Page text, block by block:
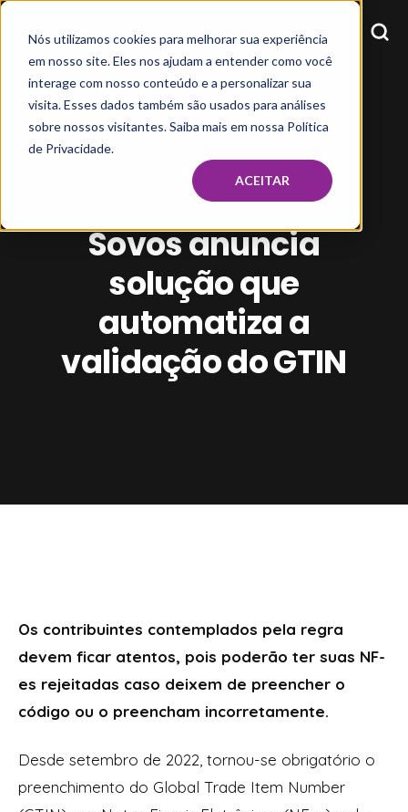
Nós utilizamos cookies para melhorar sua experiência
em nosso site. Eles nos ajudam a entender como você
interage com nosso conteúdo e a personalizar sua
visita. Esses dados também são usados para análises
sobre nossos visitantes. Saiba mais em nossa Política
de Privacidade.
ACEITAR
MAR 15, 2023, 4:42:27 PM
Sovos anuncia
solução que
automatiza a
validação do GTIN
Os contribuintes contemplados pela regra
devem ficar atentos, pois poderão ter suas NF-
es rejeitadas caso deixem de preencher o
código ou o preencham incorretamente.
Desde setembro de 2022, tornou-se obrigatório o
preenchimento do Global Trade Item Number